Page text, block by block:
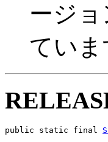
ージ
ていま
public static final